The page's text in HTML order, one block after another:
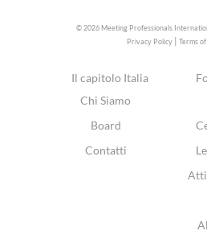
© 2026 Meeting Professionals
Privacy Policy |Terms
Il capitolo Italia
Chi Siamo
Board
Contatti